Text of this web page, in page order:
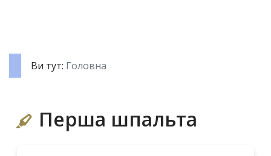
Ви тут: Головна
Перша шпальта